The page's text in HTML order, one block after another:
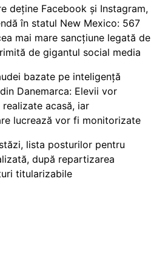
deține Facebook și Instagram,
în statul New Mexico: 567
mai mare sancțiune legată de
de gigantul social media
bazate pe inteligență
Danemarca: Elevii vor
acasă, iar
lucrează vor fi monitorizate
lista posturilor pentru
după repartizarea
titularizabile